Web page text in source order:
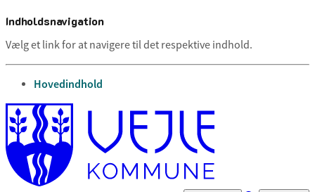
Indholdsnavigation
Vælg et link for at navigere til det respektive indhold.
gå til
Hovedindhold